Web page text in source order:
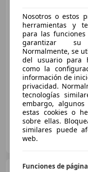
05/2025 17.312
STELLANTIS & YOU
ES-04009 ALMERIA
Nosotros o estos
herramientas y
para las
garantizar su
Normalmente, se
del usuario para
como la
información de
privacidad.
tecnologías
embargo,
estas cookies o
sobre ellas.
similares puede
web.
Funciones de